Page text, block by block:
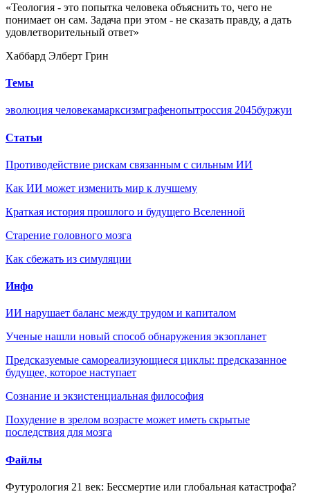
«Теология - это попытка человека объяснить то, чего не
понимает он сам. Задача при этом - не сказать правду, а дать
удовлетворительный ответ»
Хаббард Элберт Грин
Темы
эволюция человекамарксизмграфенопытроссия 2045буржуи
Статьи
Противодействие рискам связанным с сильным ИИ
Как ИИ может изменить мир к лучшему
Краткая история прошлого и будущего Вселенной
Старение головного мозга
Как сбежать из симуляции
Инфо
ИИ нарушает баланс между трудом и капиталом
Ученые нашли новый способ обнаружения экзопланет
Предсказуемые самореализующиеся циклы: предсказанное
будущее, которое наступает
Сознание и экзистенциальная философия
Похудение в зрелом возрасте может иметь скрытые
последствия для мозга
Файлы
Футурология 21 век: Бессмертие или глобальная катастрофа?